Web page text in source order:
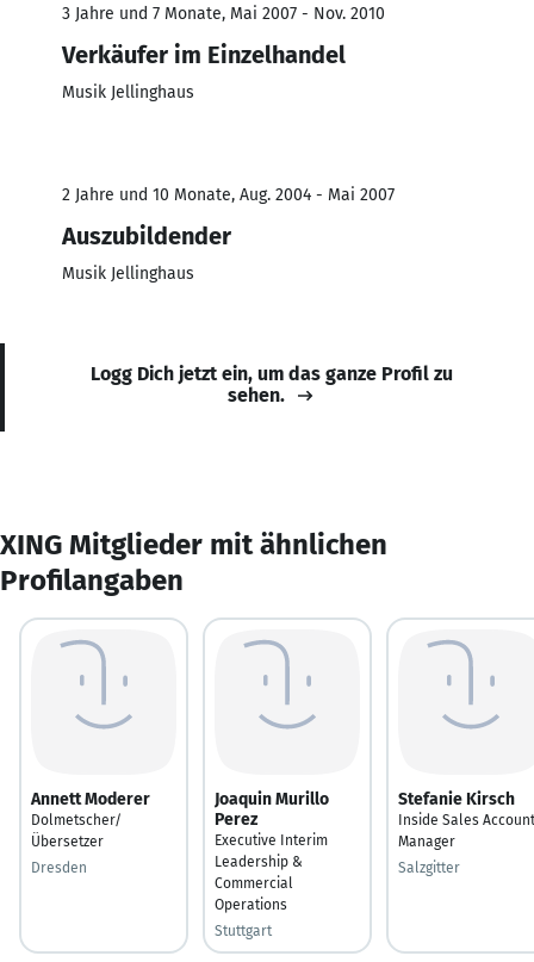
3 Jahre und 7 Monate, Mai 2007 - Nov. 2010
Verkäufer im Einzelhandel
Musik Jellinghaus
2 Jahre und 10 Monate, Aug. 2004 - Mai 2007
Auszubildender
Musik Jellinghaus
Logg Dich jetzt ein, um das ganze Profil zu
sehen.
XING Mitglieder mit ähnlichen
Profilangaben
Annett Moderer
Dolmetscher/
Übersetzer
Dresden
Joaquin Murillo
Perez
Executive Interim
Leadership &
Commercial
Operations
Stuttgart
Stefanie Kirsch
Inside Sales Account
Manager
Salzgitter